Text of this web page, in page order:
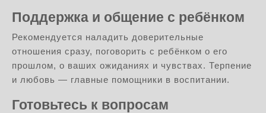
Поддержка и общение с ребёнком
Рекомендуется наладить доверительные
отношения сразу, поговорить с ребёнком о его
прошлом, о ваших ожиданиях и чувствах. Терпение
и любовь — главные помощники в воспитании.
Готовьтесь к вопросам